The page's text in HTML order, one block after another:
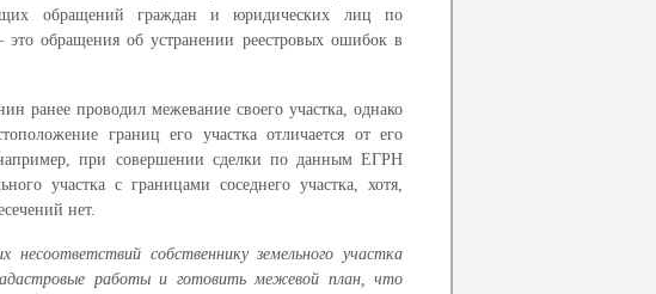
обращений граждан и юридических лиц по
обращения об устранении реестровых ошибок в
ранее проводил межевание своего участка, однако
границ его участка отличается от его
при совершении сделки по данным ЕГРН
участка с границами соседнего участка, хотя,
нет.
несоответствий собственнику земельного участка
работы и готовить межевой план, что